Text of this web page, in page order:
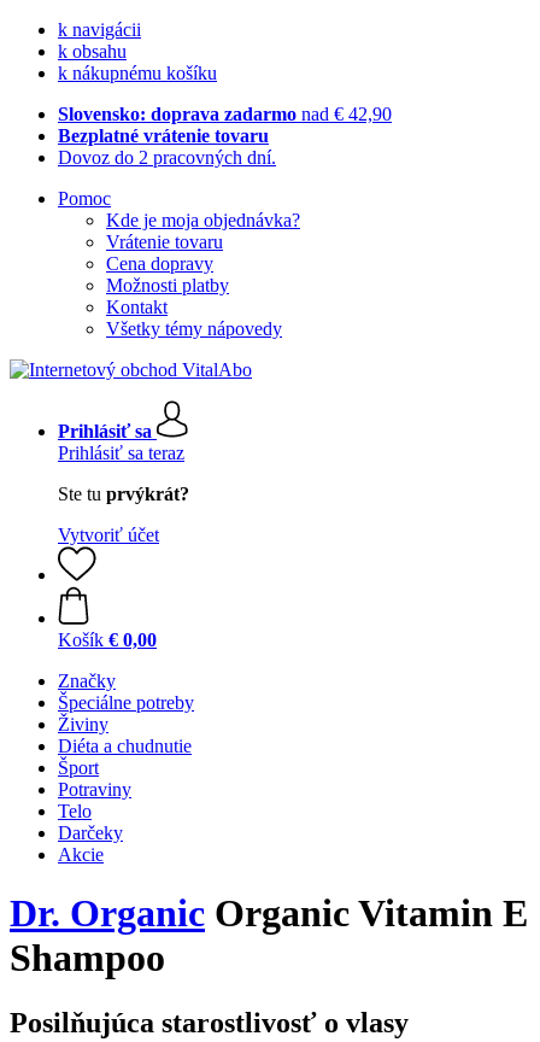
k navigácii
k obsahu
k nákupnému košíku
Slovensko: doprava zadarmo nad € 42,90
Bezplatné vrátenie tovaru
Dovoz do 2 pracovných dní.
Pomoc
Kde je moja objednávka?
Vrátenie tovaru
Cena dopravy
Možnosti platby
Kontakt
Všetky témy nápovedy
Prihlásiť sa
Prihlásiť sa teraz
Ste tu prvýkrát?
Vytvoriť účet
Košík € 0,00
Značky
Špeciálne potreby
Živiny
Diéta a chudnutie
Šport
Potraviny
Telo
Darčeky
Akcie
Dr. Organic Organic Vitamin E
Shampoo
Posilňujúca starostlivosť o vlasy